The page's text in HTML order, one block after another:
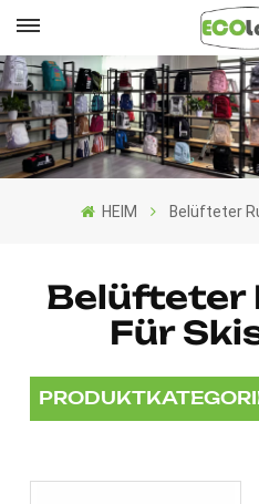
English
Français
Español
HEIM Belüfteter
Belüfteter
Für